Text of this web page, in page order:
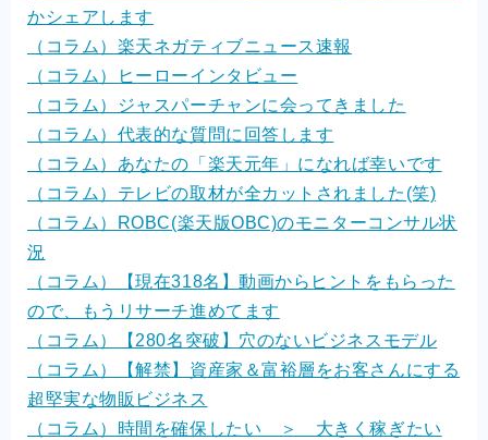
かシェアします
（コラム）楽天ネガティブニュース速報
（コラム）ヒーローインタビュー
（コラム）ジャスパーチャンに会ってきました
（コラム）代表的な質問に回答します
（コラム）あなたの「楽天元年」になれば幸いです
（コラム）テレビの取材が全カットされました(笑)
（コラム）ROBC(楽天版OBC)のモニターコンサル状
況
（コラム）【現在318名】動画からヒントをもらった
ので、もうリサーチ進めてます
（コラム）【280名突破】穴のないビジネスモデル
（コラム）【解禁】資産家＆富裕層をお客さんにする
超堅実な物販ビジネス
（コラム）時間を確保したい ＞ 大きく稼ぎたい